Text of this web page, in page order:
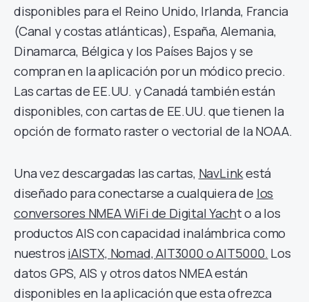
disponibles para el Reino Unido, Irlanda, Francia
(Canal y costas atlánticas), España, Alemania,
Dinamarca, Bélgica y los Países Bajos y se
compran en la aplicación por un módico precio.
Las cartas de EE.UU. y Canadá también están
disponibles, con cartas de EE.UU. que tienen la
opción de formato raster o vectorial de la NOAA.
Una vez descargadas las cartas, NavLinkestá
diseñado para conectarse a cualquiera de los
conversores NMEA WiFi de Digital Yacht o a los
productos AIS con capacidad inalámbrica como
nuestros iAISTX, Nomad, AIT3000 o AIT5000. Los
datos GPS, AIS y otros datos NMEA están
disponibles en la aplicación que esta ofrezca